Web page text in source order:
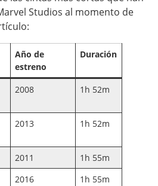
Studios al momento de
Año de
estreno
Duración
2008 1h 52m
2013 1h 52m
2011
1h 55m
2016
1h 55m